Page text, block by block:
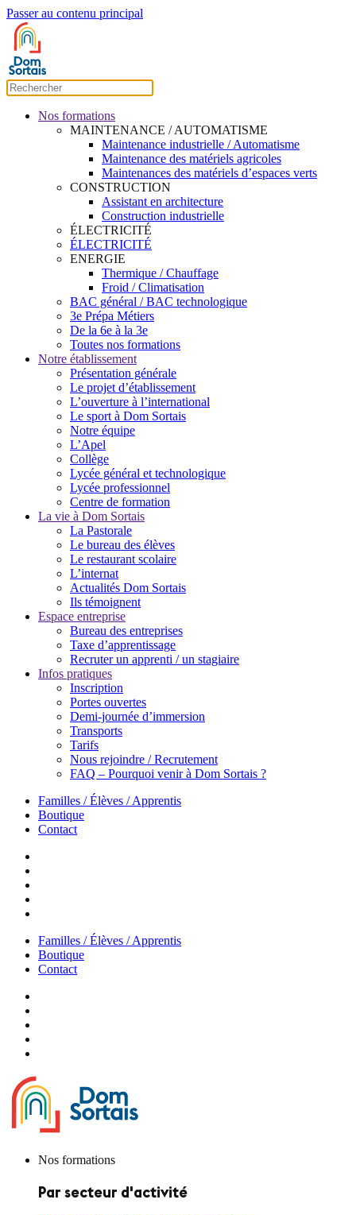
Passer au contenu principal
Nos formations
MAINTENANCE / AUTOMATISME
Maintenance industrielle / Automatisme
Maintenance des matériels agricoles
Maintenances des matériels d’espaces verts
CONSTRUCTION
Assistant en architecture
Construction industrielle
ÉLECTRICITÉ
ÉLECTRICITÉ
ENERGIE
Thermique / Chauffage
Froid / Climatisation
BAC général / BAC technologique
3e Prépa Métiers
De la 6e à la 3e
Toutes nos formations
Notre établissement
Présentation générale
Le projet d’établissement
L’ouverture à l’international
Le sport à Dom Sortais
Notre équipe
L’Apel
Collège
Lycée général et technologique
Lycée professionnel
Centre de formation
La vie à Dom Sortais
La Pastorale
Le bureau des élèves
Le restaurant scolaire
L’internat
Actualités Dom Sortais
Ils témoignent
Espace entreprise
Bureau des entreprises
Taxe d’apprentissage
Recruter un apprenti / un stagiaire
Infos pratiques
Inscription
Portes ouvertes
Demi-journée d’immersion
Transports
Tarifs
Nous rejoindre / Recrutement
FAQ – Pourquoi venir à Dom Sortais ?
Familles / Élèves / Apprentis
Boutique
Contact
Familles / Élèves / Apprentis
Boutique
Contact
Nos formations
Par secteur d'activité